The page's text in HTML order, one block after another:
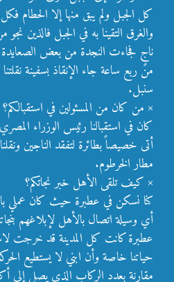
كل الجبل ولم يبق منها إلا الحطام
والغرق التقينا به في الجبل فالذين
ناجٍ فجاءت النجدة من بعض الصعايدة
من ربع ساعة جاء الإنقاذ بسفينة
سنبل.
× من كان من المسئولين في استقبالكم؟
كان في استقبالنا رئيس الوزراء
أتى خصيصاً بطائرة لتفقد الناجين
مطار الخرطوم.
× كيف تلقى الأهل خبر نجاتكم؟
كنا نسكن في عطبرة حيث كان عملي
أي وسيلة اتصال بالأهل لإبلاغهم
عطبرة كانت كل المدينة قد خرجت
حياتنا خاصة وأن ابني لا يستطيع
مقارنة بعدد الركاب الذي يصل